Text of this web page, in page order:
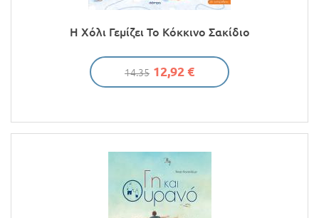
Η Χόλι Γεμίζει Το Κόκκινο Σακίδιο
14.35 12,92 €